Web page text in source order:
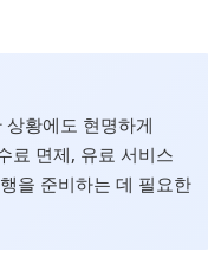
황에도 현명하게
료 면제, 유료 서비스
을 준비하는 데 필요한